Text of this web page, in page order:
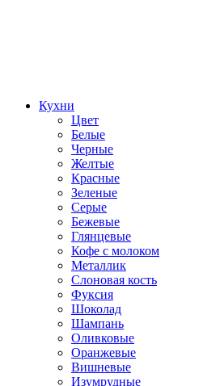
Кухни
Цвет
Белые
Черные
Желтые
Красные
Зеленые
Серые
Бежевые
Глянцевые
Кофе с молоком
Металлик
Слоновая кость
Фуксия
Шоколад
Шампань
Оливковые
Оранжевые
Вишневые
Изумрудные